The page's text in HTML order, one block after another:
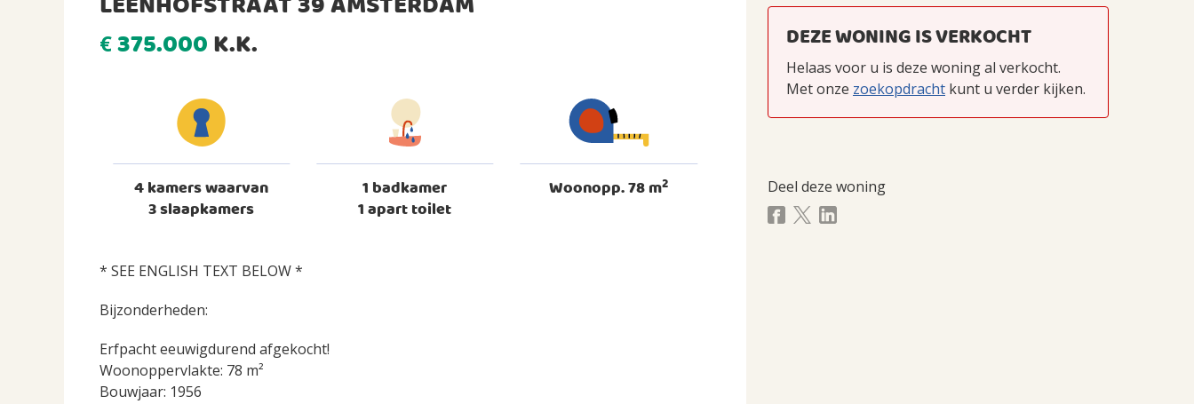
€375.000K.K.
4 kamers waarvan
3 slaapkamers
1 badkamer
1 apart toilet
Woonopp. 78 m2
* SEE ENGLISH TEXT BELOW *
Bijzonderheden:
Erfpacht eeuwigdurend afgekocht!
Woonoppervlakte: 78 m²
Bouwjaar: 1956
DEZE WONING IS VERKOCHT
Helaas voor u is deze woning al verkocht.
Met onze zoekopdracht kunt u verder kijken.
Deel deze woning